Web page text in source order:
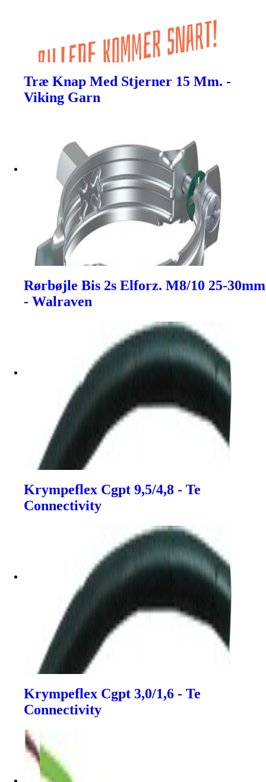
Træ Knap Med Stjerner 15 Mm. -
Viking Garn
Rørbøjle Bis 2s Elforz. M8/10 25-30mm
- Walraven
Krympeflex Cgpt 9,5/4,8 - Te
Connectivity
Krympeflex Cgpt 3,0/1,6 - Te
Connectivity